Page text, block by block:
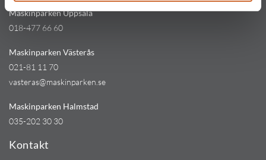
Maskinparken Uppsala
018-477 66 60
Maskinparken Västerås
021-81 11 70
vasteras@maskinparken.se
Maskinparken Halmstad
035-202 30 30
Kontakt